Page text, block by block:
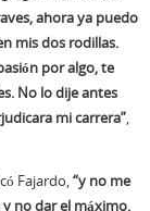
ahora ya puedo
mis dos rodillas.
por algo, te
No lo dije antes
mi carrera”,
Fajardo,“y no me
no dar el máximo.